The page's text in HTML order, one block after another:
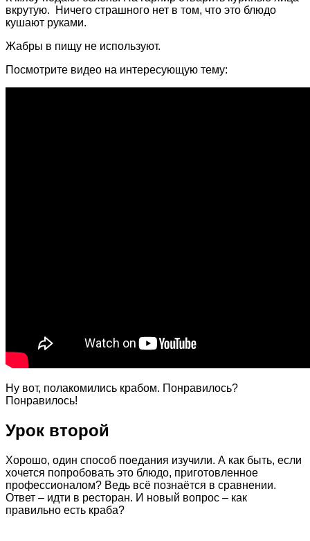
вкрутую. Ничего страшного нет в том, что это блюдо
кушают руками.
Жабры в пищу не используют.
Посмотрите видео на интересующую тему:
Ну вот, полакомились крабом. Понравилось?
Понравилось!
Урок второй
Хорошо, один способ поедания изучили. А как быть, если
хочется попробовать это блюдо, приготовленное
профессионалом? Ведь всё познаётся в сравнении.
Ответ – идти в ресторан. И новый вопрос – как
правильно есть краба?